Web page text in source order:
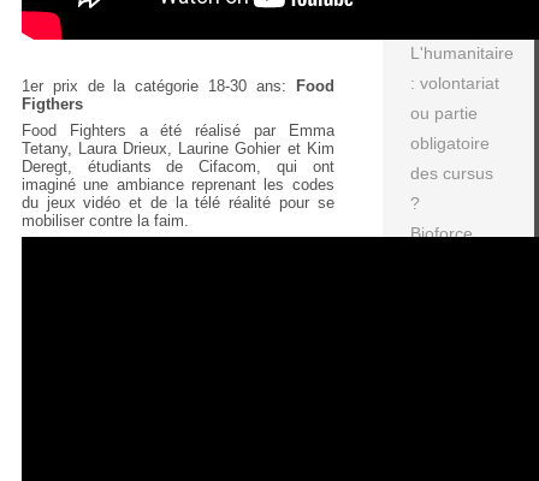
1er prix de la catégorie 18-30 ans:
Food
Figthers
Food Fighters a été réalisé par Emma
Tetany, Laura Drieux, Laurine Gohier et Kim
Deregt, étudiants de Cifacom, qui ont
imaginé une ambiance reprenant les codes
du jeux vidéo et de la télé réalité pour se
mobiliser contre la faim.
L'humanitaire
: volontariat
ou partie
obligatoire
des cursus
?
Bioforce